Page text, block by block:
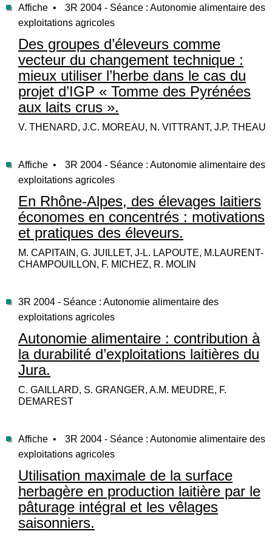
Affiche •
3R 2004 - Séance : Autonomie alimentaire des
exploitations agricoles
Des groupes d’éleveurs comme
vecteur du changement technique :
mieux utiliser l’herbe dans le cas du
projet d’IGP « Tomme des Pyrénées
aux laits crus ».
V. THENARD, J.C. MOREAU, N. VITTRANT, J.P. THEAU
Affiche •
3R 2004 - Séance : Autonomie alimentaire des
exploitations agricoles
En Rhône-Alpes, des élevages laitiers
économes en concentrés : motivations
et pratiques des éleveurs.
M. CAPITAIN, G. JUILLET, J-L. LAPOUTE, M.LAURENT-
CHAMPOUILLON, F. MICHEZ, R. MOLIN
3R 2004 - Séance : Autonomie alimentaire des
exploitations agricoles
Autonomie alimentaire : contribution à
la durabilité d’exploitations laitières du
Jura.
C. GAILLARD, S. GRANGER, A.M. MEUDRE, F.
DEMAREST
Affiche •
3R 2004 - Séance : Autonomie alimentaire des
exploitations agricoles
Utilisation maximale de la surface
herbagère en production laitière par le
pâturage intégral et les vêlages
saisonniers.